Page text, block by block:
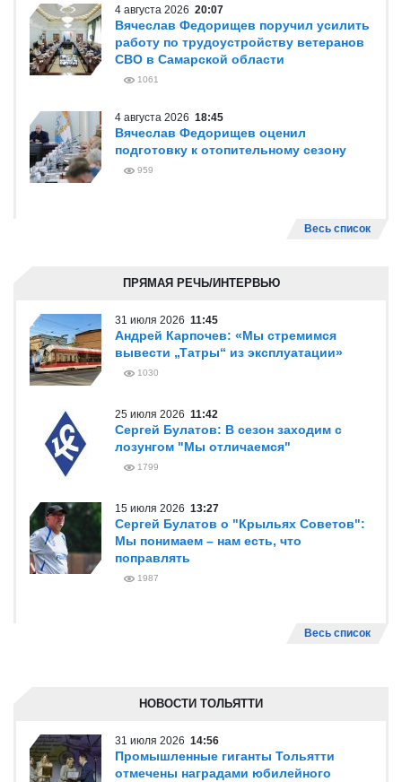
4 августа 2026 20:07
Вячеслав Федорищев поручил усилить
работу по трудоустройству ветеранов
СВО в Самарской области
1061
4 августа 2026 18:45
Вячеслав Федорищев оценил
подготовку к отопительному сезону
959
Весь список
ПРЯМАЯ РЕЧЬ/ИНТЕРВЬЮ
31 июля 2026 11:45
Андрей Карпочев: «Мы стремимся
вывести „Татры“ из эксплуатации»
1030
25 июля 2026 11:42
Сергей Булатов: В сезон заходим с
лозунгом "Мы отличаемся"
1799
15 июля 2026 13:27
Сергей Булатов о "Крыльях Советов":
Мы понимаем – нам есть, что
поправлять
1987
Весь список
НОВОСТИ ТОЛЬЯТТИ
31 июля 2026 14:56
Промышленные гиганты Тольятти
отмечены наградами юбилейного